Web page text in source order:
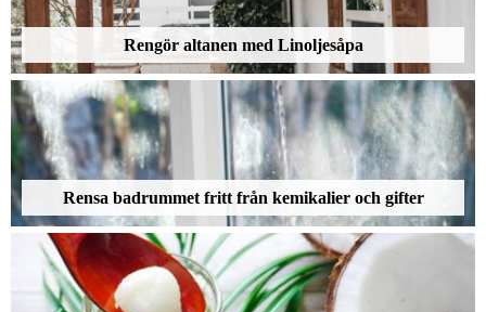
Rengör altanen med Linoljesåpa
Rensa badrummet fritt från kemikalier och gifter